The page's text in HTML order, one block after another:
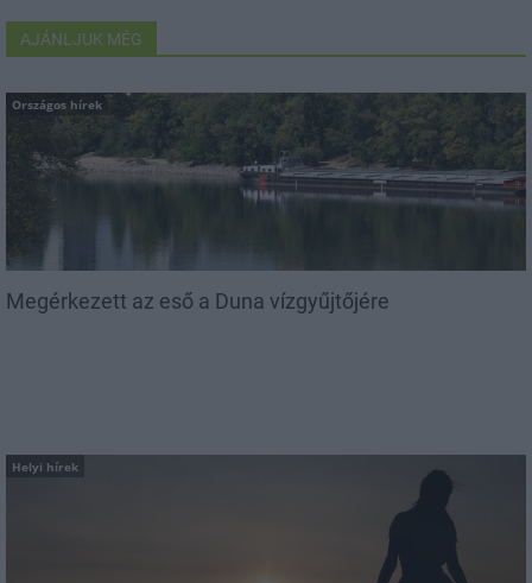
AJÁNLJUK MÉG
Országos hírek
Megérkezett az eső a Duna vízgyűjtőjére
Helyi hírek